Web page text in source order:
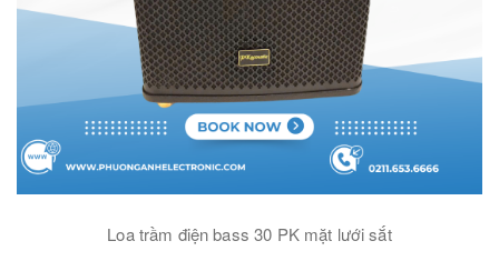
Loa trầm điện bass 30 PK mặt lưới sắt